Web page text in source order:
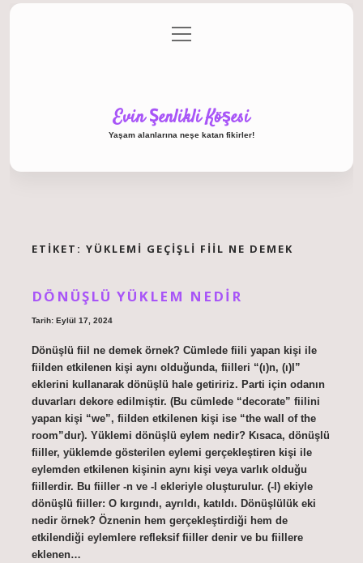
Gizlilik Politikası
menüyü
aç
Evin Şenlikli Köşesi
Yaşam alanlarına neşe katan fikirler!
ETIKET: YÜKLEMI GEÇIŞLI FIIL NE DEMEK
DÖNÜŞLÜ YÜKLEM NEDIR
Tarih: Eylül 17, 2024
Dönüşlü fiil ne demek örnek? Cümlede fiili yapan kişi ile
fiilden etkilenen kişi aynı olduğunda, fiilleri “(ı)n, (ı)l”
eklerini kullanarak dönüşlü hale getiririz. Parti için odanın
duvarları dekore edilmiştir. (Bu cümlede “decorate” fiilini
yapan kişi “we”, fiilden etkilenen kişi ise “the wall of the
room”dur). Yüklemi dönüşlü eylem nedir? Kısaca, dönüşlü
fiiller, yüklemde gösterilen eylemi gerçekleştiren kişi ile
eylemden etkilenen kişinin aynı kişi veya varlık olduğu
fiillerdir. Bu fiiller -n ve -l ekleriyle oluşturulur. (-l) ekiyle
dönüşlü fiiller: O kırgındı, ayrıldı, katıldı. Dönüşlülük eki
nedir örnek? Öznenin hem gerçekleştirdiği hem de
etkilendiği eylemlere refleksif fiiller denir ve bu fiillere
eklenen…